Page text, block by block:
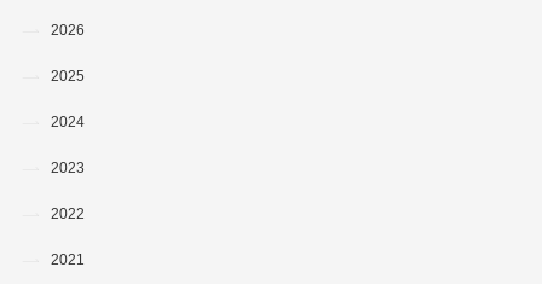
2026
2025
2024
2023
2022
2021